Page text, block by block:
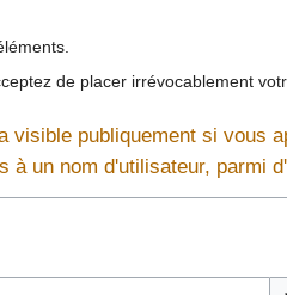
de placer irrévocablement
visible publiquement si vous
à un nom d'utilisateur, parmi